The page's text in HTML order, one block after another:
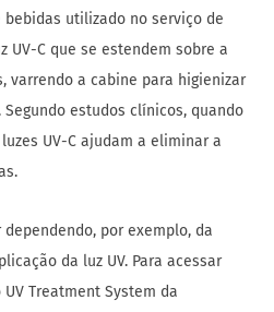
utilizado no serviço de
UV-C que se estendem sobre a
varrendo a cabine para higienizar
estudos clínicos, quando
UV-C ajudam a eliminar a
por exemplo, da
da luz UV. Para acessar
Treatment System da